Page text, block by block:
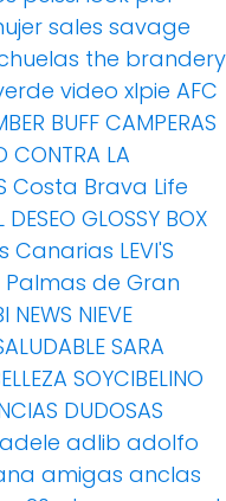
sales savage
the brandery
video xlpie AFC
BUFF CAMPERAS
CONTRA LA
Costa Brava Life
DESEO GLOSSY BOX
Canarias LEVI'S
Palmas de Gran
NEWS NIEVE
SARA
SOYCIBELINO
DUDOSAS
adele adlib adolfo
amigas anclas